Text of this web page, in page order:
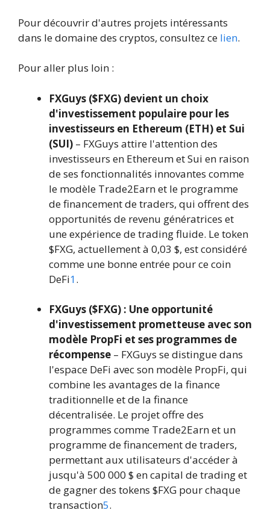
Pour découvrir d'autres projets intéressants
dans le domaine des cryptos, consultez ce lien.
Pour aller plus loin :
FXGuys ($FXG) devient un choix
d'investissement populaire pour les
investisseurs en Ethereum (ETH) et Sui
(SUI) – FXGuys attire l'attention des
investisseurs en Ethereum et Sui en raison
de ses fonctionnalités innovantes comme
le modèle Trade2Earn et le programme
de financement de traders, qui offrent des
opportunités de revenu génératrices et
une expérience de trading fluide. Le token
$FXG, actuellement à 0,03 $, est considéré
comme une bonne entrée pour ce coin
DeFi1.
FXGuys ($FXG) : Une opportunité
d'investissement prometteuse avec son
modèle PropFi et ses programmes de
récompense – FXGuys se distingue dans
l'espace DeFi avec son modèle PropFi, qui
combine les avantages de la finance
traditionnelle et de la finance
décentralisée. Le projet offre des
programmes comme Trade2Earn et un
programme de financement de traders,
permettant aux utilisateurs d'accéder à
jusqu'à 500 000 $ en capital de trading et
de gagner des tokens $FXG pour chaque
transaction5.